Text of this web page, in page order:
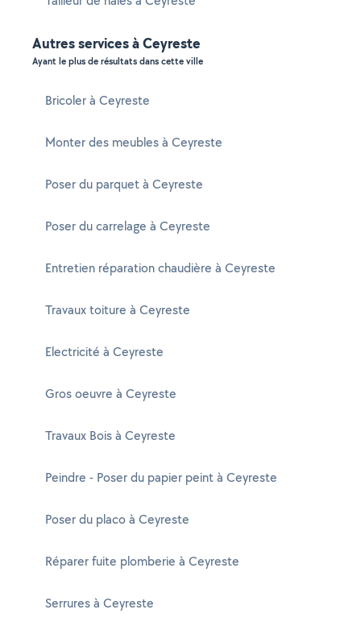
Autres services à Ceyreste
Ayant le plus de résultats dans cette ville
Bricoler à Ceyreste
Monter des meubles à Ceyreste
Poser du parquet à Ceyreste
Poser du carrelage à Ceyreste
Entretien réparation chaudière à Ceyreste
Travaux toiture à Ceyreste
Electricité à Ceyreste
Gros oeuvre à Ceyreste
Travaux Bois à Ceyreste
Peindre - Poser du papier peint à Ceyreste
Poser du placo à Ceyreste
Réparer fuite plomberie à Ceyreste
Serrures à Ceyreste